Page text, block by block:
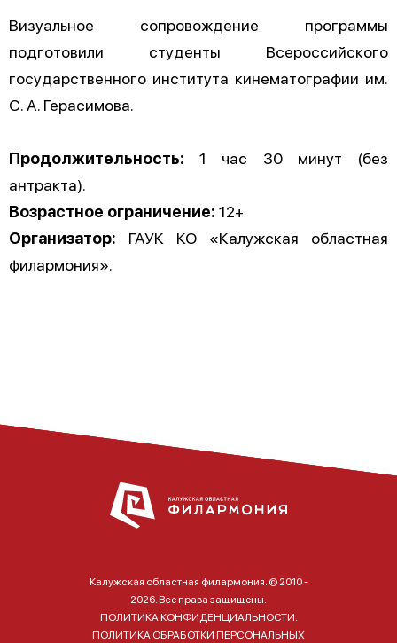
Визуальное сопровождение программы
подготовили студенты Всероссийского
государственного института кинематографии им.
С. А. Герасимова.
Продолжительность: 1 час 30 минут (без
антракта).
Возрастное ограничение: 12+
Организатор: ГАУК КО «Калужская областная
филармония».
Калужская областная филармония. © 2010 -
2026. Все права защищены.
ПОЛИТИКА КОНФИДЕНЦИАЛЬНОСТИ.
ПОЛИТИКА ОБРАБОТКИ ПЕРСОНАЛЬНЫХ